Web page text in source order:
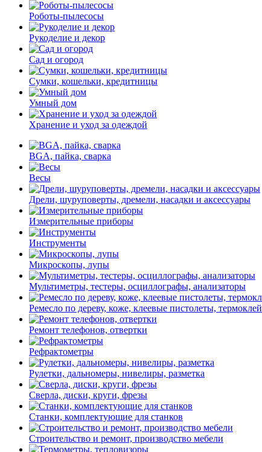
Роботы-пылесосы
Рукоделие и декор
Сад и огород
Сумки, кошельки, кредитницы
Умный дом
Хранение и уход за одеждой
BGA, пайка, сварка
Весы
Дрели, шуруповерты, дремели, насадки и аксессуары
Измерительные приборы
Инструменты
Микроскопы, лупы
Мультиметры, тестеры, осциллографы, анализаторы
Ремесло по дереву, коже, клеевые пистолеты, термоклей
Ремонт телефонов, отвертки
Рефрактометры
Рулетки, дальномеры, нивелиры, разметка
Сверла, диски, круги, фрезы
Станки, комплектующие для станков
Строительство и ремонт, производство мебели